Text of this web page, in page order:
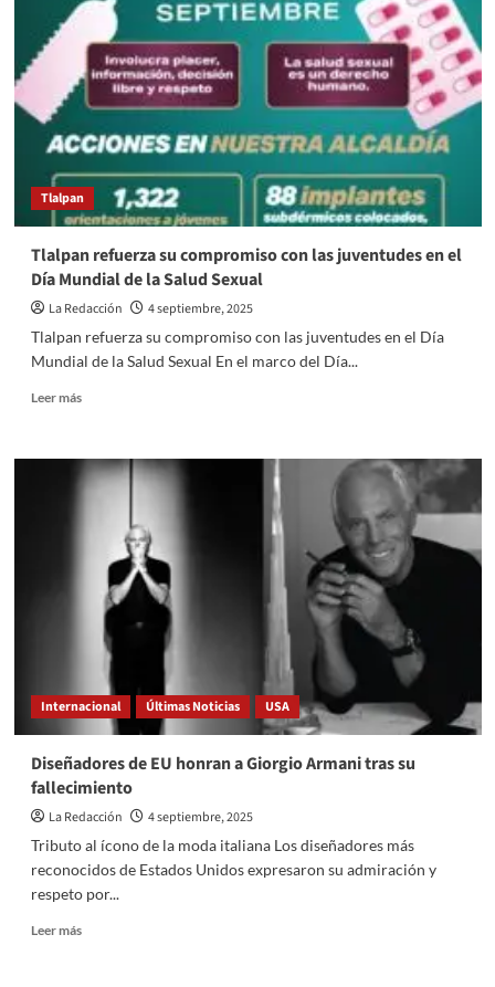
que
universidades
públicas
generen
defiendan
el
conocimiento:
Lee
Tlalpan
Tlalpan refuerza su compromiso con las juventudes en el
Día Mundial de la Salud Sexual
La Redacción
4 septiembre, 2025
Tlalpan refuerza su compromiso con las juventudes en el Día
Mundial de la Salud Sexual En el marco del Día...
Leer másRead
Tlalpan
refuerza
compromiso
juventudes
Mundial
la
Internacional Últimas Noticias USA
Diseñadores de EU honran a Giorgio Armani tras su
fallecimiento
La Redacción
4 septiembre, 2025
Tributo al ícono de la moda italiana Los diseñadores más
reconocidos de Estados Unidos expresaron su admiración y
respeto por...
Leer másRead